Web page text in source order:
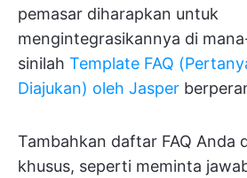
pemasar diharapkan untuk
mengintegrasikannya di
sinilah Template FAQ
Diajukan) oleh Jasper
Tambahkan daftar FAQ Anda
khusus, seperti meminta